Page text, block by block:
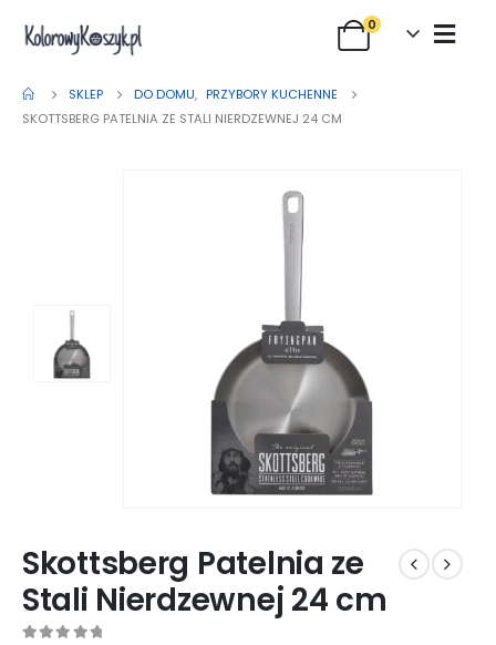
0
SKLEP DO DOMU, PRZYBORY KUCHENNE
SKOTTSBERG PATELNIA ZE STALI NIERDZEWNEJ 24 CM
Skottsberg Patelnia ze
Stali Nierdzewnej 24 cm